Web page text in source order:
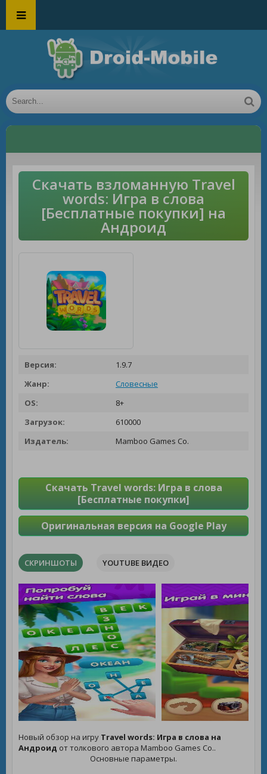
Скачать взломанную Travel
words: Игра в слова
[Бесплатные покупки] на
Андроид
Версия:
1.9.7
Жанр:
Словесные
OS:
8+
Загрузок:
610000
Издатель:
Mamboo Games Co.
Скачать Travel words: Игра в слова
[Бесплатные покупки]
Оригинальная версия на Google Play
СКРИНШОТЫ YOUTUBE ВИДЕО
Новый обзор на игру Travel words: Игра в слова на
Андроид от толкового автора Mamboo Games Co..
Основные параметры.